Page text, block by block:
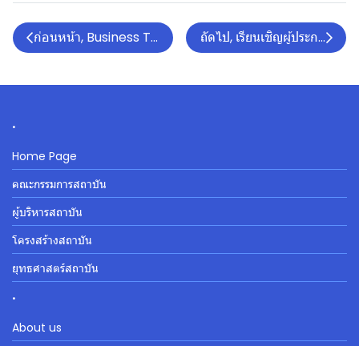
ก่อนหน้า, Business Trip in Japan ครั้งที่ 4ถัดไป, เรียนเชิญผู้ประกอบกา
.
Home Page
คณะกรรมการสถาบัน
ผู้บริหารสถาบัน
โครงสร้างสถาบัน
ยุทธศาสตร์สถาบัน
.
About us